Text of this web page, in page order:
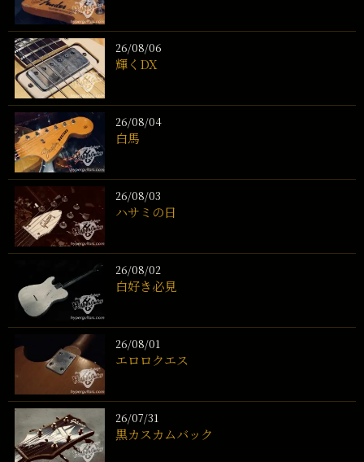
26/08/06
輝くDX
26/08/04
白馬
26/08/03
ハサミの日
26/08/02
白好き必見
26/08/01
エロロクエス
26/07/31
黒カスカムバック